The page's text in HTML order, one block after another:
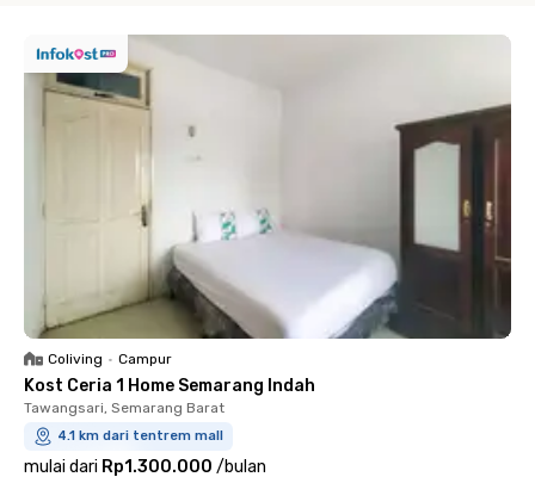
Coliving • Campur
Kost Ceria 1 Home Semarang Indah
Tawangsari, Semarang Barat
4.1 km dari tentrem mall
mulai dari Rp1.300.000 /bulan